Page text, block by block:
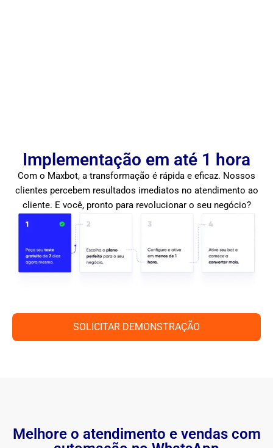
Implementação em até 1 hora
Com o Maxbot, a transformação é rápida e eficaz. Nossos
clientes percebem resultados imediatos no atendimento ao
cliente. E você, pronto para revolucionar o seu negócio?
SOLICITAR DEMONSTRAÇÃO
Melhore o atendimento e vendas com